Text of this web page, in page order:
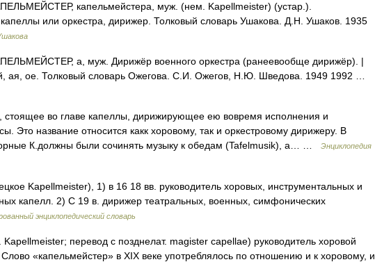
капельмейстера, муж. (нем. Kapellmeister) (устар.).
капеллы или оркестра, дирижер. Толковый словарь Ушакова. Д.Н. Ушаков. 1935
а, муж. Дирижёр военного оркестра (ранеевообще дирижёр). |
ая, ое. Толковый словарь Ожегова. С.И. Ожегов, Н.Ю. Шведова. 1949 1992 …
во главе капеллы, дирижирующее ею вовремя исполнения и
Это название относится какк хоровому, так и оркестровому дирижеру. В
К.должны были сочинять музыку к обедам (Tafelmusik), а… …
Энциклопедия
Kapellmeister), 1) в 16 18 вв. руководитель хоровых, инструментальных и
капелл. 2) С 19 в. дирижер театральных, военных, симфонических
энциклопедический словарь
перевод с позднелат. magister capellae) руководитель хоровой
«капельмейстер» в XIX веке употреблялось по отношению и к хоровому, и